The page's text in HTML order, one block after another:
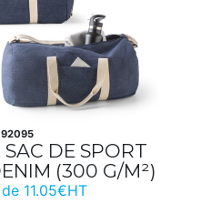
92095
DE SPORT
(300 G/M²)
11.05€HT